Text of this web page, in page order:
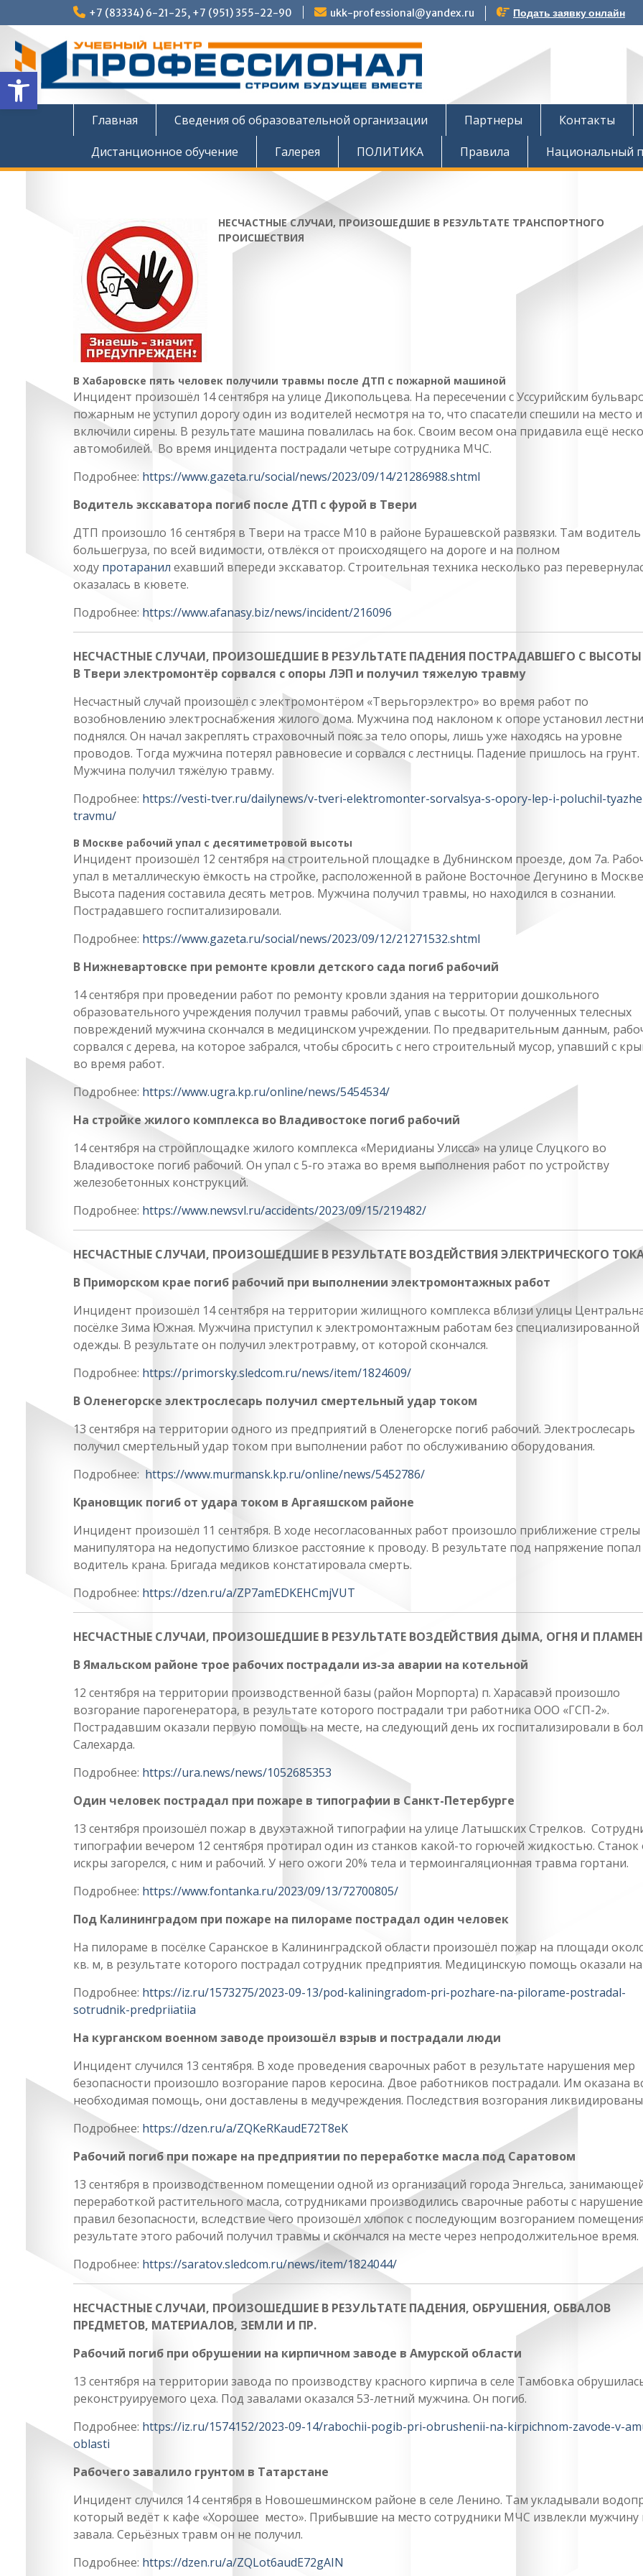
Открыть панель инструментов
к
содержимому
+7 (83334) 6-21-25, +7 (951) 355-22-90 ukk-professional@yandex.ru Подать заявку онлайн
Главная Сведения об образовательной организации Партнеры
Контакты
Дистанционное обучение
Галерея ПОЛИТИКА Правила Национальный
НЕСЧАСТНЫЕ СЛУЧАИ, ПРОИЗОШЕДШИЕ В РЕЗУЛЬТАТЕ ТРАНСПОРТНОГО
ПРОИСШЕСТВИЯ
В Хабаровске пять человек получили травмы после ДТП с пожарной машиной
Инцидент произошёл 14 сентября на улице Дикопольцева. На пересечении с Уссурийским
пожарным не уступил дорогу один из водителей несмотря на то, что спасатели спешили на место и
включили сирены. В результате машина повалилась на бок. Своим весом она придавила ещё
автомобилей. Во время инцидента пострадали четыре сотрудника МЧС.
Подробнее: https://www.gazeta.ru/social/news/2023/09/14/21286988.shtml
Водитель экскаватора погиб после ДТП с фурой в Твери
ДТП произошло 16 сентября в Твери на трассе М10 в районе Бурашевской развязки. Там водитель
большегруза, по всей видимости, отвлёкся от происходящего на дороге и на полном
ходу протаранил ехавший впереди экскаватор. Строительная техника несколько раз
оказалась в кювете.
Подробнее: https://www.afanasy.biz/news/incident/216096
НЕСЧАСТНЫЕ СЛУЧАИ, ПРОИЗОШЕДШИЕ В РЕЗУЛЬТАТЕ ПАДЕНИЯ ПОСТРАДАВШЕГО С ВЫСОТЫ
В Твери электромонтёр сорвался с опоры ЛЭП и получил тяжелую травму
Несчастный случай произошёл с электромонтёром «Тверьгорэлектро» во время работ по
возобновлению электроснабжения жилого дома. Мужчина под наклоном к опоре установил
поднялся. Он начал закреплять страховочный пояс за тело опоры, лишь уже находясь на уровне
проводов. Тогда мужчина потерял равновесие и сорвался с лестницы. Падение пришлось на грунт.
Мужчина получил тяжёлую травму.
Подробнее: https://vesti-tver.ru/dailynews/v-tveri-elektromonter-sorvalsya-s-opory-lep-i-poluchil-
travmu/
В Москве рабочий упал с десятиметровой высоты
Инцидент произошёл 12 сентября на строительной площадке в Дубнинском проезде, дом 7а.
упал в металлическую ёмкость на стройке, расположенной в районе Восточное Дегунино в
Высота падения составила десять метров. Мужчина получил травмы, но находился в сознании.
Пострадавшего госпитализировали.
Подробнее: https://www.gazeta.ru/social/news/2023/09/12/21271532.shtml
В Нижневартовске при ремонте кровли детского сада погиб рабочий
14 сентября при проведении работ по ремонту кровли здания на территории дошкольного
образовательного учреждения получил травмы рабочий, упав с высоты. От полученных телесных
повреждений мужчина скончался в медицинском учреждении. По предварительным данным,
сорвался с дерева, на которое забрался, чтобы сбросить с него строительный мусор, упавший с
во время работ.
Подробнее: https://www.ugra.kp.ru/online/news/5454534/
На стройке жилого комплекса во Владивостоке погиб рабочий
14 сентября на стройплощадке жилого комплекса «Меридианы Улисса» на улице Слуцкого во
Владивостоке погиб рабочий. Он упал с 5-го этажа во время выполнения работ по устройству
железобетонных конструкций.
Подробнее: https://www.newsvl.ru/accidents/2023/09/15/219482/
НЕСЧАСТНЫЕ СЛУЧАИ, ПРОИЗОШЕДШИЕ В РЕЗУЛЬТАТЕ ВОЗДЕЙСТВИЯ ЭЛЕКТРИЧЕСКОГО
В Приморском крае погиб рабочий при выполнении электромонтажных работ
Инцидент произошёл 14 сентября на территории жилищного комплекса вблизи улицы
посёлке Зима Южная. Мужчина приступил к электромонтажным работам без специализированной
одежды. В результате он получил электротравму, от которой скончался.
Подробнее: https://primorsky.sledcom.ru/news/item/1824609/
В Оленегорске электрослесарь получил смертельный удар током
13 сентября на территории одного из предприятий в Оленегорске погиб рабочий. Электрослесарь
получил смертельный удар током при выполнении работ по обслуживанию оборудования.
Подробнее: https://www.murmansk.kp.ru/online/news/5452786/
Крановщик погиб от удара током в Аргаяшском районе
Инцидент произошёл 11 сентября. В ходе несогласованных работ произошло приближение стрелы
манипулятора на недопустимо близкое расстояние к проводу. В результате под напряжение попал
водитель крана. Бригада медиков констатировала смерть.
Подробнее: https://dzen.ru/a/ZP7amEDKEHCmjVUT
НЕСЧАСТНЫЕ СЛУЧАИ, ПРОИЗОШЕДШИЕ В РЕЗУЛЬТАТЕ ВОЗДЕЙСТВИЯ ДЫМА, ОГНЯ И
В Ямальском районе трое рабочих пострадали из-за аварии на котельной
12 сентября на территории производственной базы (район Морпорта) п. Харасавэй произошло
возгорание парогенератора, в результате которого пострадали три работника ООО «ГСП-2».
Пострадавшим оказали первую помощь на месте, на следующий день их госпитализировали в
Салехарда.
Подробнее: https://ura.news/news/1052685353
Один человек пострадал при пожаре в типографии в Санкт-Петербурге
13 сентября произошёл пожар в двухэтажной типографии на улице Латышских Стрелков.
типографии вечером 12 сентября протирал один из станков какой-то горючей жидкостью. Станок
искры загорелся, с ним и рабочий. У него ожоги 20% тела и термоингаляционная травма гортани.
Подробнее: https://www.fontanka.ru/2023/09/13/72700805/
Под Калининградом при пожаре на пилораме пострадал один человек
На пилораме в посёлке Саранское в Калининградской области произошёл пожар на площади
кв. м, в результате которого пострадал сотрудник предприятия. Медицинскую помощь оказали
Подробнее: https://iz.ru/1573275/2023-09-13/pod-kaliningradom-pri-pozhare-na-pilorame-postradal-
sotrudnik-predpriiatiia
На курганском военном заводе произошёл взрыв и пострадали люди
Инцидент случился 13 сентября. В ходе проведения сварочных работ в результате нарушения мер
безопасности произошло возгорание паров керосина. Двое работников пострадали. Им оказана
необходимая помощь, они доставлены в медучреждения. Последствия возгорания
Подробнее: https://dzen.ru/a/ZQKeRKaudE72T8eK
Рабочий погиб при пожаре на предприятии по переработке масла под Саратовом
13 сентября в производственном помещении одной из организаций города Энгельса,
переработкой растительного масла, сотрудниками производились сварочные работы с
правил безопасности, вследствие чего произошёл хлопок с последующим возгоранием
результате этого рабочий получил травмы и скончался на месте через непродолжительное время.
Подробнее: https://saratov.sledcom.ru/news/item/1824044/
НЕСЧАСТНЫЕ СЛУЧАИ, ПРОИЗОШЕДШИЕ В РЕЗУЛЬТАТЕ ПАДЕНИЯ, ОБРУШЕНИЯ, ОБВАЛОВ
ПРЕДМЕТОВ, МАТЕРИАЛОВ, ЗЕМЛИ И ПР.
Рабочий погиб при обрушении на кирпичном заводе в Амурской области
13 сентября на территории завода по производству красного кирпича в селе Тамбовка
реконструируемого цеха. Под завалами оказался 53-летний мужчина. Он погиб.
Подробнее: https://iz.ru/1574152/2023-09-14/rabochii-pogib-pri-obrushenii-na-kirpichnom-zavode-v-
oblasti
Рабочего завалило грунтом в Татарстане
Инцидент случился 14 сентября в Новошешминском районе в селе Ленино. Там укладывали
который ведёт к кафе «Хорошее место». Прибывшие на место сотрудники МЧС извлекли мужчину
завала. Серьёзных травм он не получил.
Подробнее: https://dzen.ru/a/ZQLot6audE72gAIN